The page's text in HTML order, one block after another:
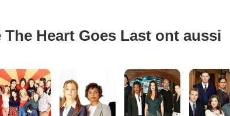
Heart Goes Last ont aussi